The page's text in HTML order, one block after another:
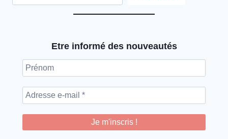
Etre informé des nouveautés
Prénom
Adresse
e-
mail